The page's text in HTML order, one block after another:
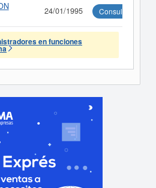
24/01/1995 Consultar
en funciones